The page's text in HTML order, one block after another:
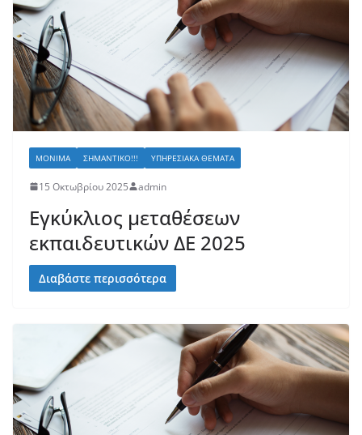
ΜΌΝΙΜΑ ΣΗΜΑΝΤΙΚΌ!!! ΥΠΗΡΕΣΙΑΚΆ ΘΈΜΑΤΑ
15 Οκτωβρίου 2025 admin
Εγκύκλιος μεταθέσεων
εκπαιδευτικών ΔΕ 2025
Διαβάστε περισσότερα